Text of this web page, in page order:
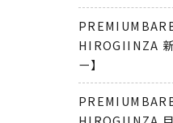
HIROGIINZA
ー】